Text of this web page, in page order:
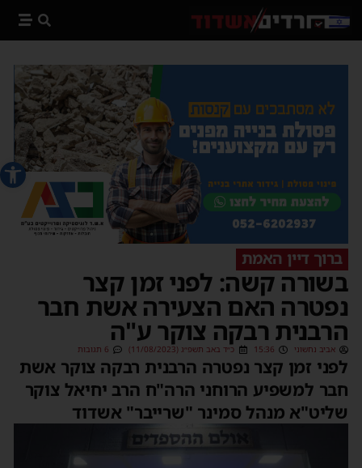
פתח
ברוך דיין האמת
בשורה קשה: לפני זמן קצר
נפטרה האם הצעירה אשת חבר
הרבנית רבקה צוקר ע"ה
אביב נחשוני 15:36 כ״ד באב תשפ״ג (11/08/2023) 6 תגובות
לפני זמן קצר נפטרה הרבנית רבקה צוקר אשת
חבר למשפיע הרוחני הרה"ח הרב יחיאל צוקר
שליט"א מנהל סמינר "שרייבר" אשדוד